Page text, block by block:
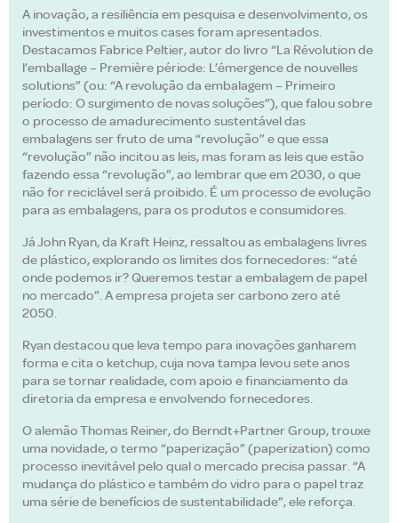
A inovação, a resiliência em pesquisa e desenvolvimento, os
investimentos e muitos cases foram apresentados.
Destacamos Fabrice Peltier, autor do livro “La Révolution de
l’emballage – Première période: L’émergence de nouvelles
solutions” (ou: “A revolução da embalagem – Primeiro
período: O surgimento de novas soluções”), que falou sobre
o processo de amadurecimento sustentável das
embalagens ser fruto de uma “revolução” e que essa
“revolução” não incitou as leis, mas foram as leis que estão
fazendo essa “revolução”, ao lembrar que em 2030, o que
não for reciclável será proibido. É um processo de evolução
para as embalagens, para os produtos e consumidores.
Já John Ryan, da Kraft Heinz, ressaltou as embalagens livres
de plástico, explorando os limites dos fornecedores: “até
onde podemos ir? Queremos testar a embalagem de papel
no mercado”. A empresa projeta ser carbono zero até
2050.
Ryan destacou que leva tempo para inovações ganharem
forma e cita o ketchup, cuja nova tampa levou sete anos
para se tornar realidade, com apoio e financiamento da
diretoria da empresa e envolvendo fornecedores.
O alemão Thomas Reiner, do Berndt+Partner Group, trouxe
uma novidade, o termo “paperização” (paperization) como
processo inevitável pelo qual o mercado precisa passar. “A
mudança do plástico e também do vidro para o papel traz
uma série de benefícios de sustentabilidade”, ele reforça.